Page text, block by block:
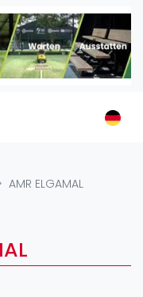
AMR ELGAMAL